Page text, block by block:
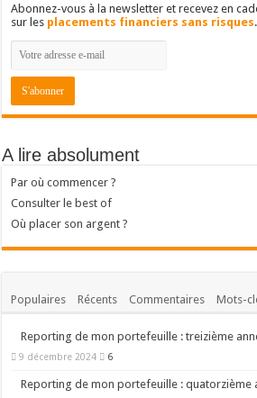
Abonnez-vous à la newsletter et recevez en
sur les placements financiers sans risques.
A lire absolument
Par où commencer ?
Consulter le best of
Où placer son argent ?
Populaires Récents Commentaires Mots-
Reporting de mon portefeuille : treizième
9 décembre 2024 6
Reporting de mon portefeuille : quatorzième